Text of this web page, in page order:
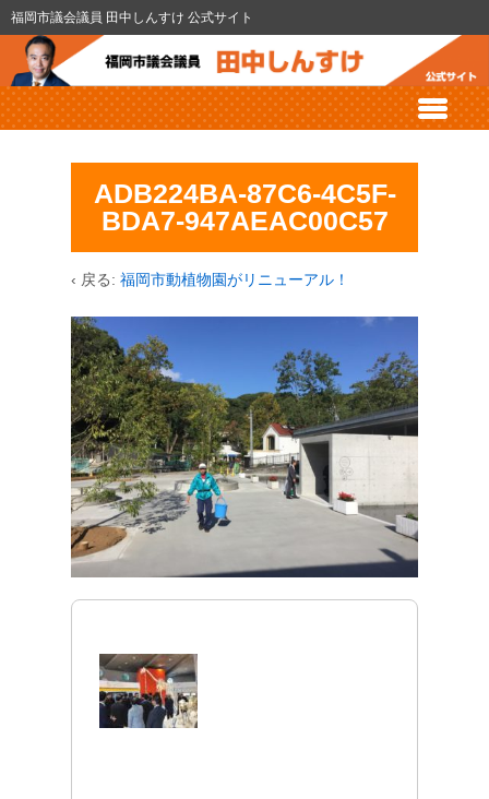
福岡市議会議員 田中しんすけ 公式サイト
ADB224BA-87C6-4C5F-
BDA7-947AEAC00C57
‹ 戻る: 福岡市動植物園がリニューアル！